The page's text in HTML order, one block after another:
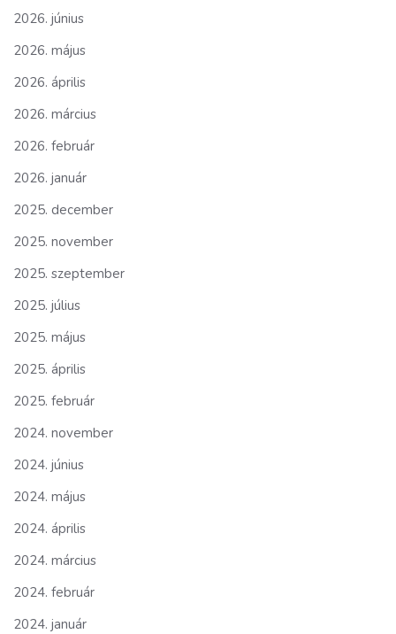
2026. június
2026. május
2026. április
2026. március
2026. február
2026. január
2025. december
2025. november
2025. szeptember
2025. július
2025. május
2025. április
2025. február
2024. november
2024. június
2024. május
2024. április
2024. március
2024. február
2024. január